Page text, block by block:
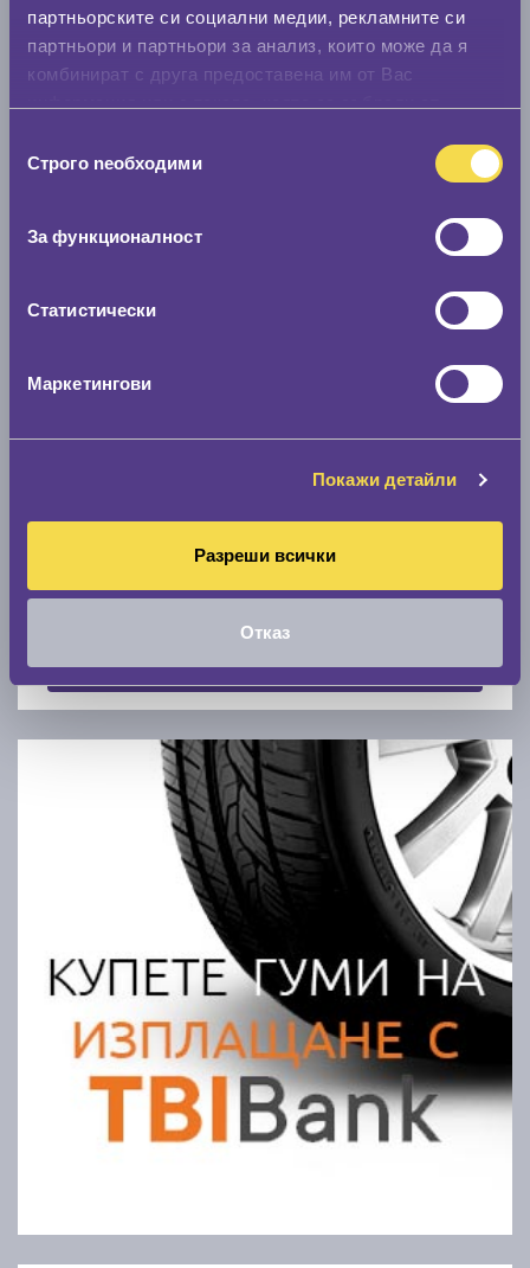
партньорските си социални медии, рекламните си
партньори и партньори за анализ, които може да я
комбинират с друга предоставена им от Вас
наСтрого nеобходими
За функционалност
Статистически
Маркетингови
Покажи детайли
Разреши всички
Отказ
Стар размер
0 мм.
Скоростомер при 100
Покажи гуми